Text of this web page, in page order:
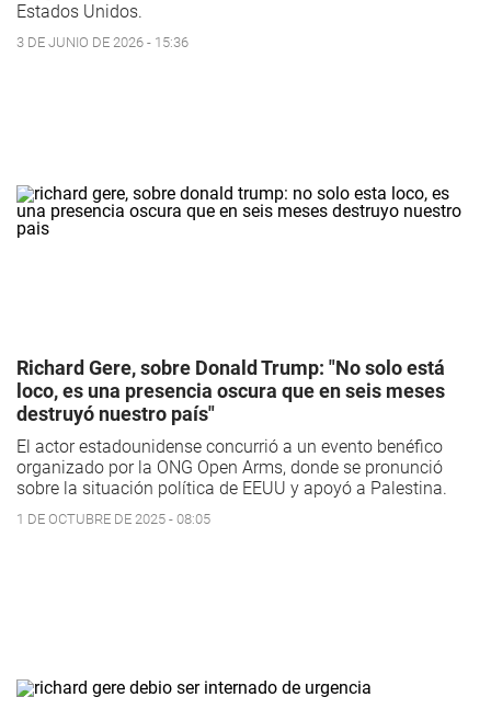
Estados Unidos.
3 DE JUNIO DE 2026 - 15:36
Richard Gere, sobre Donald Trump: "No solo está
loco, es una presencia oscura que en seis meses
destruyó nuestro país"
El actor estadounidense concurrió a un evento benéfico
organizado por la ONG Open Arms, donde se pronunció
sobre la situación política de EEUU y apoyó a Palestina.
1 DE OCTUBRE DE 2025 - 08:05